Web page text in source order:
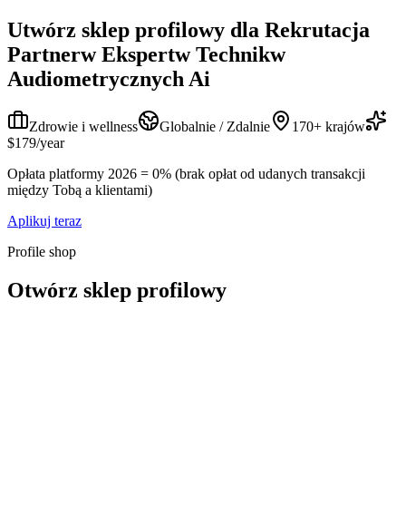
Utwórz sklep profilowy dla Rekrutacja
Partnerw Ekspertw Technikw
Audiometrycznych Ai
Zdrowie i wellness Globalnie / Zdalnie
170+ krajów
$179/year
Opłata platformy 2026 = 0% (brak opłat od udanych transakcji
między Tobą a klientami)
Aplikuj teraz
Profile shop
Otwórz sklep profilowy